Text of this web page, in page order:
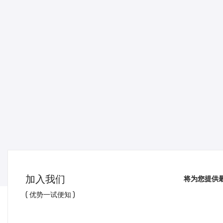
加入我们
( 优势一试便知 )
将为您提供